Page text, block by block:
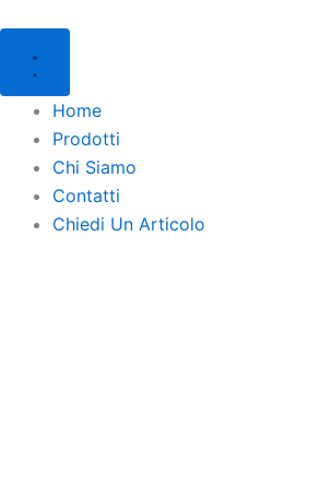
contenuto
Home
Prodotti
Chi Siamo
Contatti
Chiedi Un Articolo
search
search